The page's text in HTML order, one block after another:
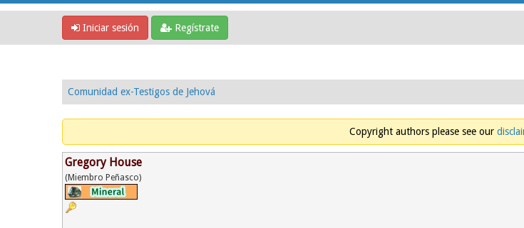
Iniciar sesión Regístrate
Comunidad ex-Testigos de Jehová
Copyright authors please see our
Gregory House
(Miembro Peñasco)